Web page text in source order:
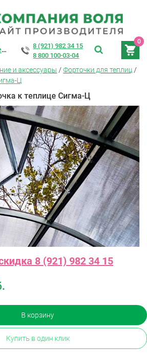
0
8 (921) 982 34 15
8 800 100-03-04
и аксессуары / Форточки для теплиц /
Ц
к теплице Сигма-Ц
8 (921) 982 34 15
В корзину
Купить в один клик